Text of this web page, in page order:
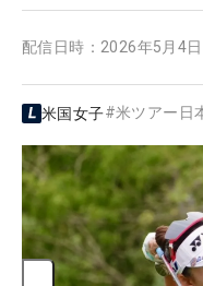
配信日時： 2026年5月4
米国女子#米ツアー日